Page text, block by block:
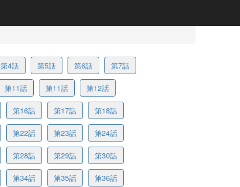
第4話 第5話 第6話 第7話
第11話 第11話 第12話
第16話 第17話 第18話
第22話 第23話 第24話
第28話 第29話 第30話
第34話 第35話 第36話